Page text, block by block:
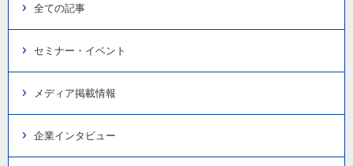
全ての記事
セミナー・イベント
メディア掲載情報
企業インタビュー